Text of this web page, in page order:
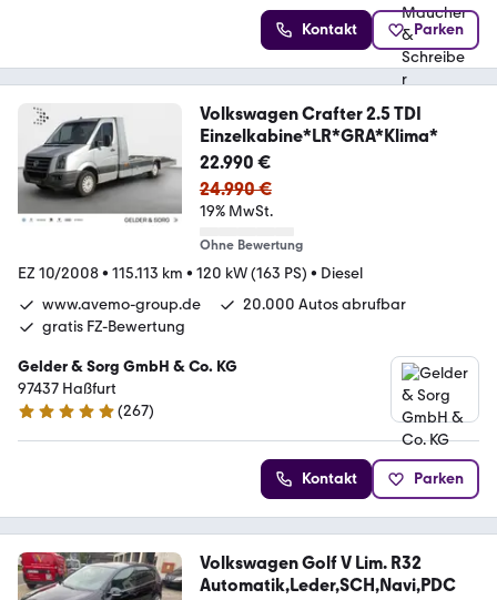
Kontakt Parken
Volkswagen Crafter 2.5 TDI
Einzelkabine*LR*GRA*Klima*
22.990 €
24.990 €
19% MwSt.
Ohne Bewertung
EZ 10/2008• 115.113 km • 120 kW (163 PS) • Diesel
www.avemo-group.de
20.000 Autos abrufbar
gratis FZ-Bewertung
Gelder & Sorg GmbH & Co. KG
97437 Haßfurt
4.9 Sterne
(267)
Kontakt Parken
Volkswagen Golf V Lim. R32
Automatik,Leder,SCH,Navi,PDC